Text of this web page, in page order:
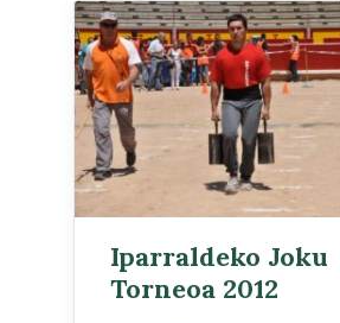
G
O
R
I
E
S
:
Iparraldeko Joku
Torneoa 2012